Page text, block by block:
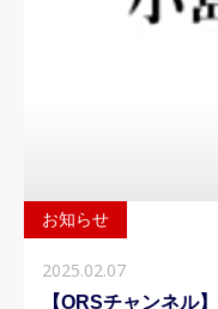
お知らせ
2025.02.07
【ORSチャンネル